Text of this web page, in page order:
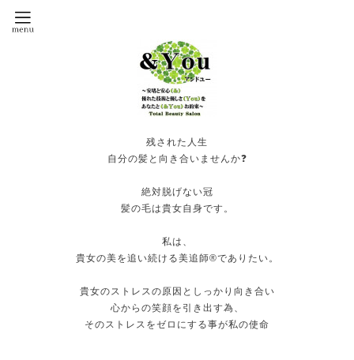
残された人生
自分の髪と向き合いませんか❓
絶対脱げない冠
髪の毛は貴女自身です。
私は、
貴女の美を追い続ける美追師®️でありたい。
貴女のストレスの原因としっかり向き合い
心からの笑顔を引き出す為、
そのストレスをゼロにする事が私の使命